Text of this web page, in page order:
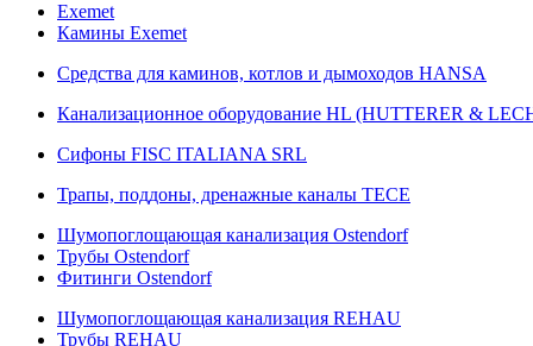
Exemet
Камины Exemet
Средства для каминов, котлов и дымоходов HANSA
Канализационное оборудование HL (HUTTERER &
Сифоны FISC ITALIANA SRL
Трапы, поддоны, дренажные каналы TECE
Шумопоглощающая канализация Ostendorf
Трубы Ostendorf
Фитинги Ostendorf
Шумопоглощающая канализация REHAU
Трубы REHAU